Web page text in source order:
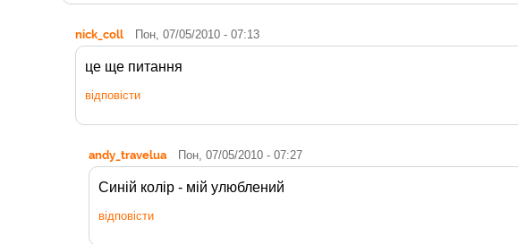
nick_coll Пон, 07/05/2010 - 07:13
це ще питання
відповісти
andy_travelua Пон, 07/05/2010 - 07:27
Синій колір - мій улюблений
відповісти